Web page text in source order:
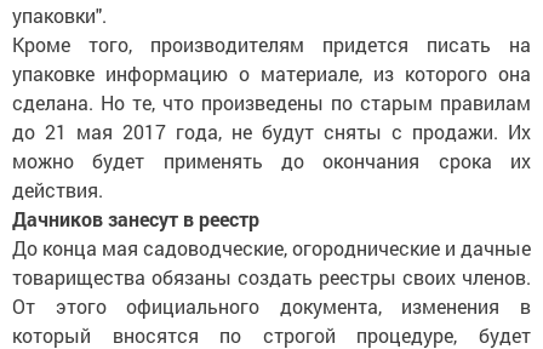
упаковки".
Кроме того, производителям придется писать на
упаковке информацию о материале, из которого она
сделана. Но те, что произведены по старым правилам
до 21 мая 2017 года, не будут сняты с продажи. Их
можно будет применять до окончания срока их
действия.
Дачников занесут в реестр
До конца мая садоводческие, огороднические и дачные
товарищества обязаны создать реестры своих членов.
От этого официального документа, изменения в
который вносятся по строгой процедуре, будет